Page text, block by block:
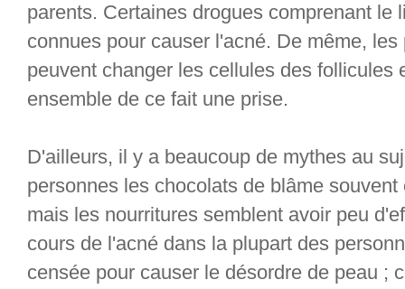
parents. Certaines drogues comprenant le
connues pour causer l'acné. De même,
peuvent changer les cellules des follicules
ensemble de ce fait une prise.
D'ailleurs, il y a beaucoup de mythes au
personnes les chocolats de blâme
mais les nourritures semblent avoir peu
cours de l'acné dans la plupart des
censée pour causer le désordre de peau ;